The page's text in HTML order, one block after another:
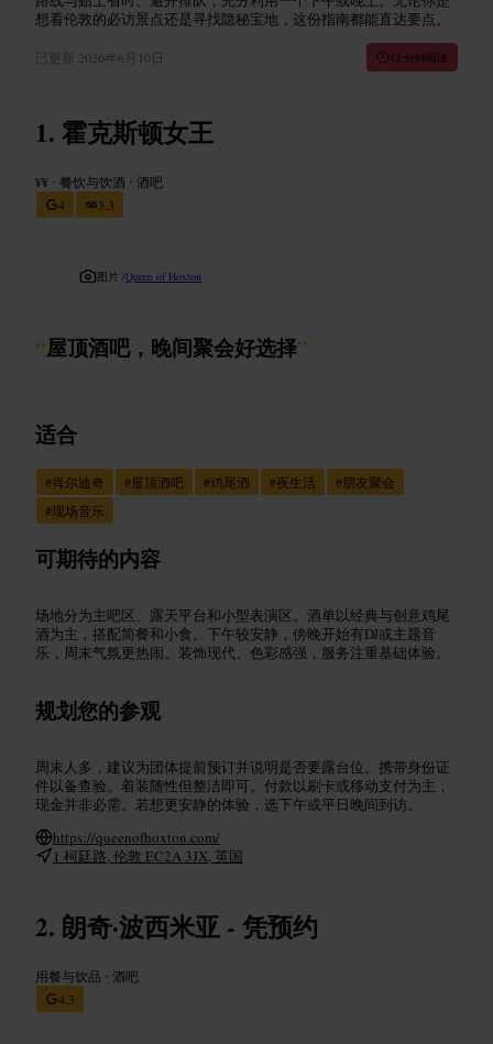
想看伦敦的必访景点还是寻找隐秘宝地，这份指南都能直达要点。
已更新 2026年6月10日 12 分钟阅读
霍克斯顿女王
¥¥ •餐饮与饮酒 •酒吧
4
3.3
图片 /Queen of Hoxton
“屋顶酒吧，晚间聚会好选择”
适合
#肖尔迪奇 #屋顶酒吧 #鸡尾酒 #夜生活 #朋友聚会
#现场音乐
可期待的内容
场地分为主吧区、露天平台和小型表演区。酒单以经典与创意鸡尾
酒为主，搭配简餐和小食。下午较安静，傍晚开始有DJ或主题音
乐，周末气氛更热闹。装饰现代、色彩感强，服务注重基础体验。
规划您的参观
周末人多，建议为团体提前预订并说明是否要露台位。携带身份证
件以备查验。着装随性但整洁即可。付款以刷卡或移动支付为主，
现金并非必需。若想更安静的体验，选下午或平日晚间到访。
https://queenofhoxton.com/
1 柯廷路, 伦敦 EC2A 3JX, 英国
朗奇·波西米亚 - 凭预约
用餐与饮品 •酒吧
4.3